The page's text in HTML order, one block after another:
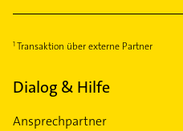
Transaktion über externe Partner
Dialog & Hilfe
Ansprechpartner